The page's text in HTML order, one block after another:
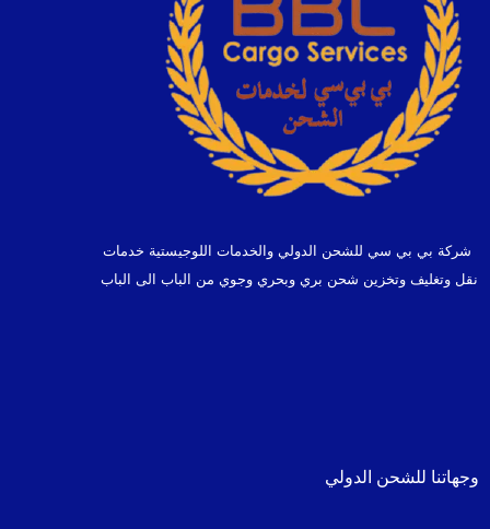
شركة بي بي سي للشحن الدولي والخدمات اللوجيستية خدمات
نقل وتغليف وتخزين شحن بري وبحري وجوي من الباب الى الباب
وجهاتنا للشحن الدولي